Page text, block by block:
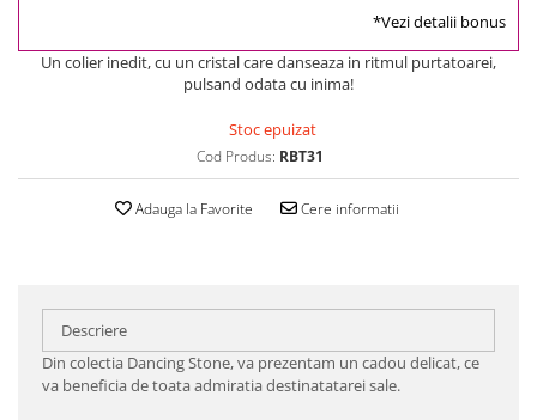
*Vezi detalii bonus
Un colier inedit, cu un cristal care danseaza in ritmul purtatoarei,
pulsand odata cu inima!
Stoc epuizat
Cod Produs: RBT31
Adauga la Favorite Cere informatii
Descriere
Din colectia Dancing Stone, va prezentam un cadou delicat, ce
va beneficia de toata admiratia destinatatarei sale.